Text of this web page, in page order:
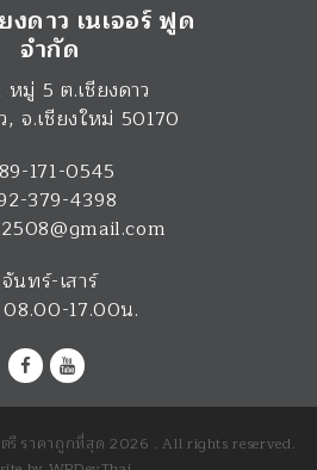
งดาว เนเจอร์ ฟูด
จำกัด
หมู่ 5 ต.เชียงดาว
, จ.เชียงใหม่ 50170
171-0545
379-4398
จันทร์-เสาร์
08.00-17.00น.
รี ราคาถูกที่สุด 2026 . All rights reserved.